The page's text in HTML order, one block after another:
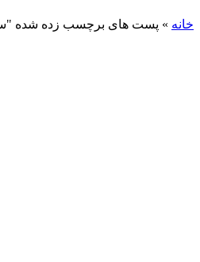
خانه » پست های برچسب زده شده